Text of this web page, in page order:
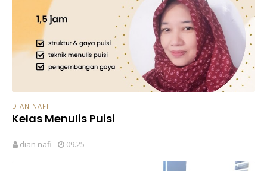
DIAN NAFI
Kelas Menulis Puisi
dian nafi 09.25